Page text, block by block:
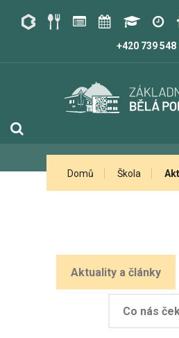
+420 739 548
Domů Škola
Aktuality a články
Co nás